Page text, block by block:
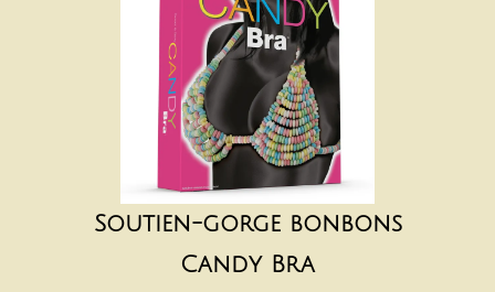
Soutien-gorge bonbons
Candy Bra